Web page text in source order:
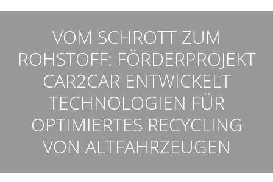
VOM SCHROTT ZUM
ROHSTOFF: FÖRDERPROJEKT
CAR2CAR ENTWICKELT
TECHNOLOGIEN FÜR
OPTIMIERTES RECYCLING
VON ALTFAHRZEUGEN